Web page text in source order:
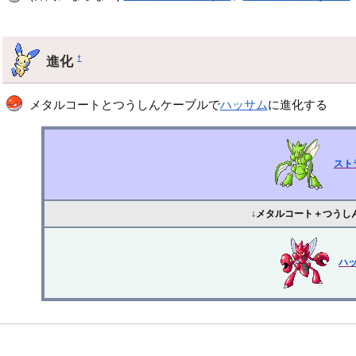
進化†
メタルコートとつうしんケーブルでハッサムに進化する
スト
↓メタルコート＋つうし
ハ